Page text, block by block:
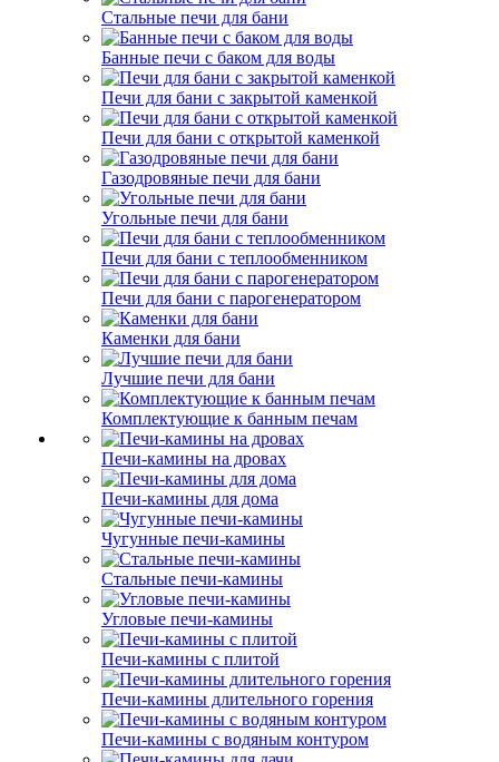
Стальные печи для бани
Банные печи с баком для воды
Печи для бани с закрытой каменкой
Печи для бани с открытой каменкой
Газодровяные печи для бани
Угольные печи для бани
Печи для бани с теплообменником
Печи для бани с парогенератором
Каменки для бани
Лучшие печи для бани
Комплектующие к банным печам
Печи-камины на дровах
Печи-камины для дома
Чугунные печи-камины
Стальные печи-камины
Угловые печи-камины
Печи-камины с плитой
Печи-камины длительного горения
Печи-камины с водяным контуром